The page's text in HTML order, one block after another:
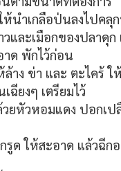
ห้นำเกลือป่นลงไปคลุ
และเมือกของปลาดุก
าด พักไว้ก่อน
าง ข่า และ ตะไคร้ ใ
ฉียงๆ เตรียมไว้
วยหัวหอมแดง ปอกเป
รูด ให้สะอาด แล้วฉีก